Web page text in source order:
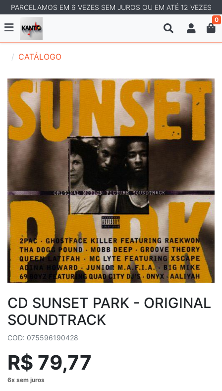
PARCELAMOS EM 6 VEZES SEM JUROS OU EM ATÉ 12 VEZES
0
CATÁLOGO
CD SUNSET PARK - ORIGINAL
SOUNDTRACK
COD: 075596190428
R$ 79,77